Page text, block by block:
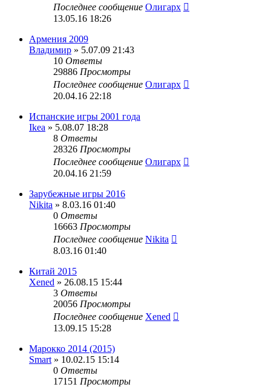
Последнее сообщение Олигарх
13.05.16 18:26
Армения 2009
Владимир » 5.07.09 21:43
10 Ответы
29886 Просмотры
Последнее сообщение Олигарх
20.04.16 22:18
Испанские игры 2001 года
Ikea » 5.08.07 18:28
8 Ответы
28326 Просмотры
Последнее сообщение Олигарх
20.04.16 21:59
Зарубежные игры 2016
Nikita » 8.03.16 01:40
0 Ответы
16663 Просмотры
Последнее сообщение Nikita
8.03.16 01:40
Китай 2015
Xened » 26.08.15 15:44
3 Ответы
20056 Просмотры
Последнее сообщение Xened
13.09.15 15:28
Марокко 2014 (2015)
Smart » 10.02.15 15:14
0 Ответы
17151 Просмотры